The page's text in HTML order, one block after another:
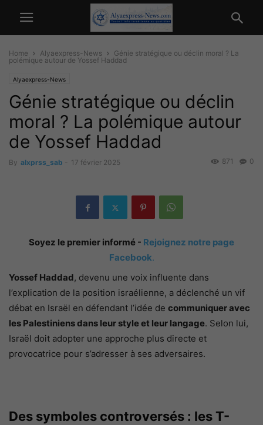
Home Alyaexpress-News
Génie stratégique ou déclin moral ? La
polémique autour de Yossef Haddad
Alyaexpress-News
Génie stratégique ou déclin
moral ? La polémique autour
de Yossef Haddad
By alxprss_sab - 17 février 2025 0
871
Soyez le premier informé - Rejoignez notre page
Facebook.
Yossef Haddad, devenu une voix influente dans
l’explication de la position israélienne, a déclenché un vif
débat en Israël en défendant l’idée de communiquer avec
les Palestiniens dans leur style et leur langage. Selon lui,
Israël doit adopter une approche plus directe et
provocatrice pour s’adresser à ses adversaires.
Des symboles controversés : les T-